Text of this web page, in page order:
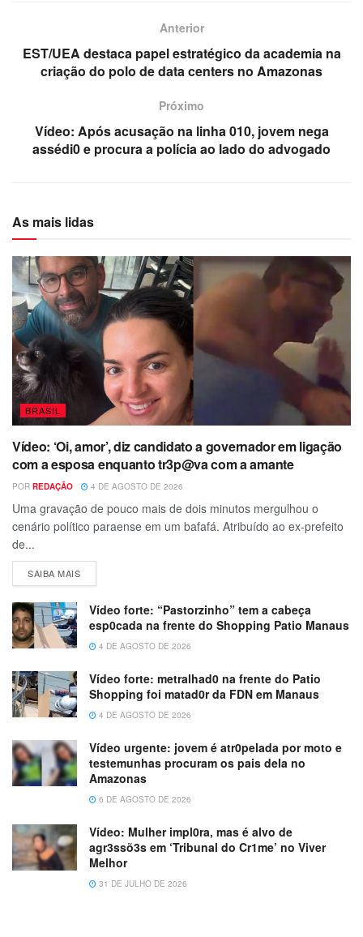
Anterior
EST/UEA destaca papel estratégico da academia na
criação do polo de data centers no Amazonas
Próximo
Vídeo: Após acusação na linha 010, jovem nega
assédi0 e procura a polícia ao lado do advogado
As mais lidas
BRASIL
Vídeo: ‘Oi, amor’, diz candidato a governador em ligação
com a esposa enquanto tr3p@va com a amante
POR REDAÇÃO 4 DE AGOSTO DE 2026
Uma gravação de pouco mais de dois minutos mergulhou o
cenário político paraense em um bafafá. Atribuído ao ex-prefeito
de...
SAIBA MAIS
Vídeo forte: “Pastorzinho” tem a cabeça
esp0cada na frente do Shopping Patio Manaus
4 DE AGOSTO DE 2026
Vídeo forte: metralhad0 na frente do Patio
Shopping foi matad0r da FDN em Manaus
4 DE AGOSTO DE 2026
Vídeo urgente: jovem é atr0pelada por moto e
testemunhas procuram os pais dela no
Amazonas
6 DE AGOSTO DE 2026
Vídeo: Mulher impl0ra, mas é alvo de
agr3ssõ3s em ‘Tribunal do Cr1me’ no Viver
Melhor
31 DE JULHO DE 2026